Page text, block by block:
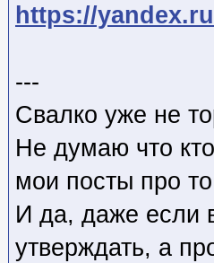
https://
---
Cвалко уже не
Не думаю что
мои посты про
И да, даже если
утверждать, а